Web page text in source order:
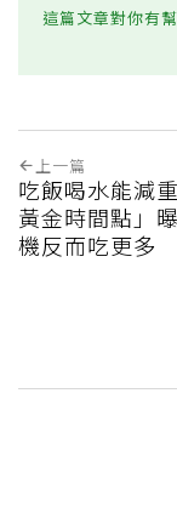
這篇文章對你有
上一篇
吃飯喝水能減
黃金時間點」
機反而吃更多